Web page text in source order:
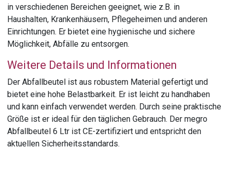
in verschiedenen Bereichen geeignet, wie z.B. in
Haushalten, Krankenhäusern, Pflegeheimen und anderen
Einrichtungen. Er bietet eine hygienische und sichere
Möglichkeit, Abfälle zu entsorgen.
Weitere Details und Informationen
Der Abfallbeutel ist aus robustem Material gefertigt und
bietet eine hohe Belastbarkeit. Er ist leicht zu handhaben
und kann einfach verwendet werden. Durch seine praktische
Größe ist er ideal für den täglichen Gebrauch. Der megro
Abfallbeutel 6 Ltr ist CE-zertifiziert und entspricht den
aktuellen Sicherheitsstandards.